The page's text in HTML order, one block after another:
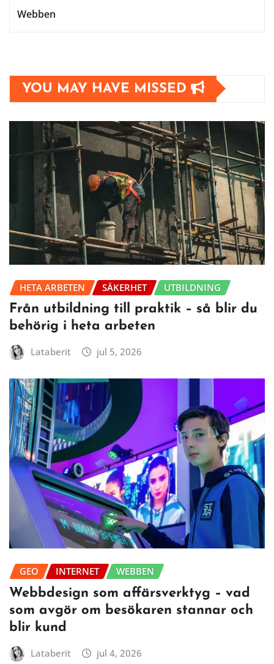
Webben
YOU MAY HAVE MISSED
HETA ARBETEN SÄKERHET UTBILDNING
Från utbildning till praktik – så blir du
behörig i heta arbeten
Lataberit jul 5, 2026
GEO INTERNET WEBBEN
Webbdesign som affärsverktyg – vad
som avgör om besökaren stannar och
blir kund
Lataberit jul 4, 2026